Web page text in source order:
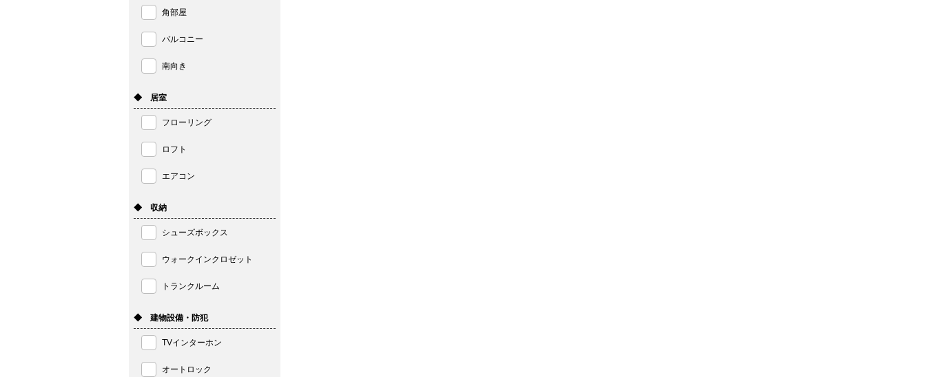
角部屋
バルコニー
南向き
◆ 居室
フローリング
ロフト
エアコン
◆ 収納
シューズボックス
ウォークインクロゼット
トランクルーム
◆ 建物設備・防犯
TVインターホン
オートロック